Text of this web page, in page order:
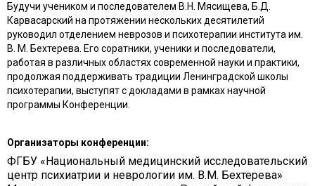
Будучи учеником и последователем В.Н. Мясищева, Б.Д.
Карвасарский на протяжении нескольких десятилетий
руководил отделением неврозов и психотерапии института им.
В. М. Бехтерева. Его соратники, ученики и последователи,
работая в различных областях современной науки и практики,
продолжая поддерживать традиции Ленинградской школы
психотерапии, выступят с докладами в рамках научной
программы Конференции.
Организаторы конференции:
ФГБУ «Национальный медицинский исследовательский
центр психиатрии и неврологии им. В.М. Бехтерева»